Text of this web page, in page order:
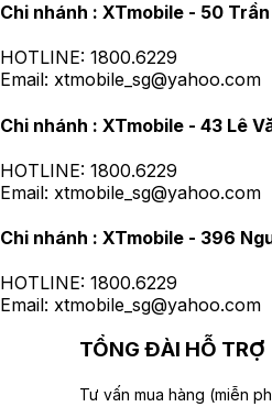
Chi nhánh : XTmobile - 50
HOTLINE: 1800.6229
Email: xtmobile_sg@yahoo.com
Chi nhánh : XTmobile - 43 Lê
HOTLINE: 1800.6229
Email: xtmobile_sg@yahoo.com
Chi nhánh : XTmobile - 396
HOTLINE: 1800.6229
Email: xtmobile_sg@yahoo.com
TỔNG ĐÀI HỖ TRỢ
Tư vấn mua hàng (miễn